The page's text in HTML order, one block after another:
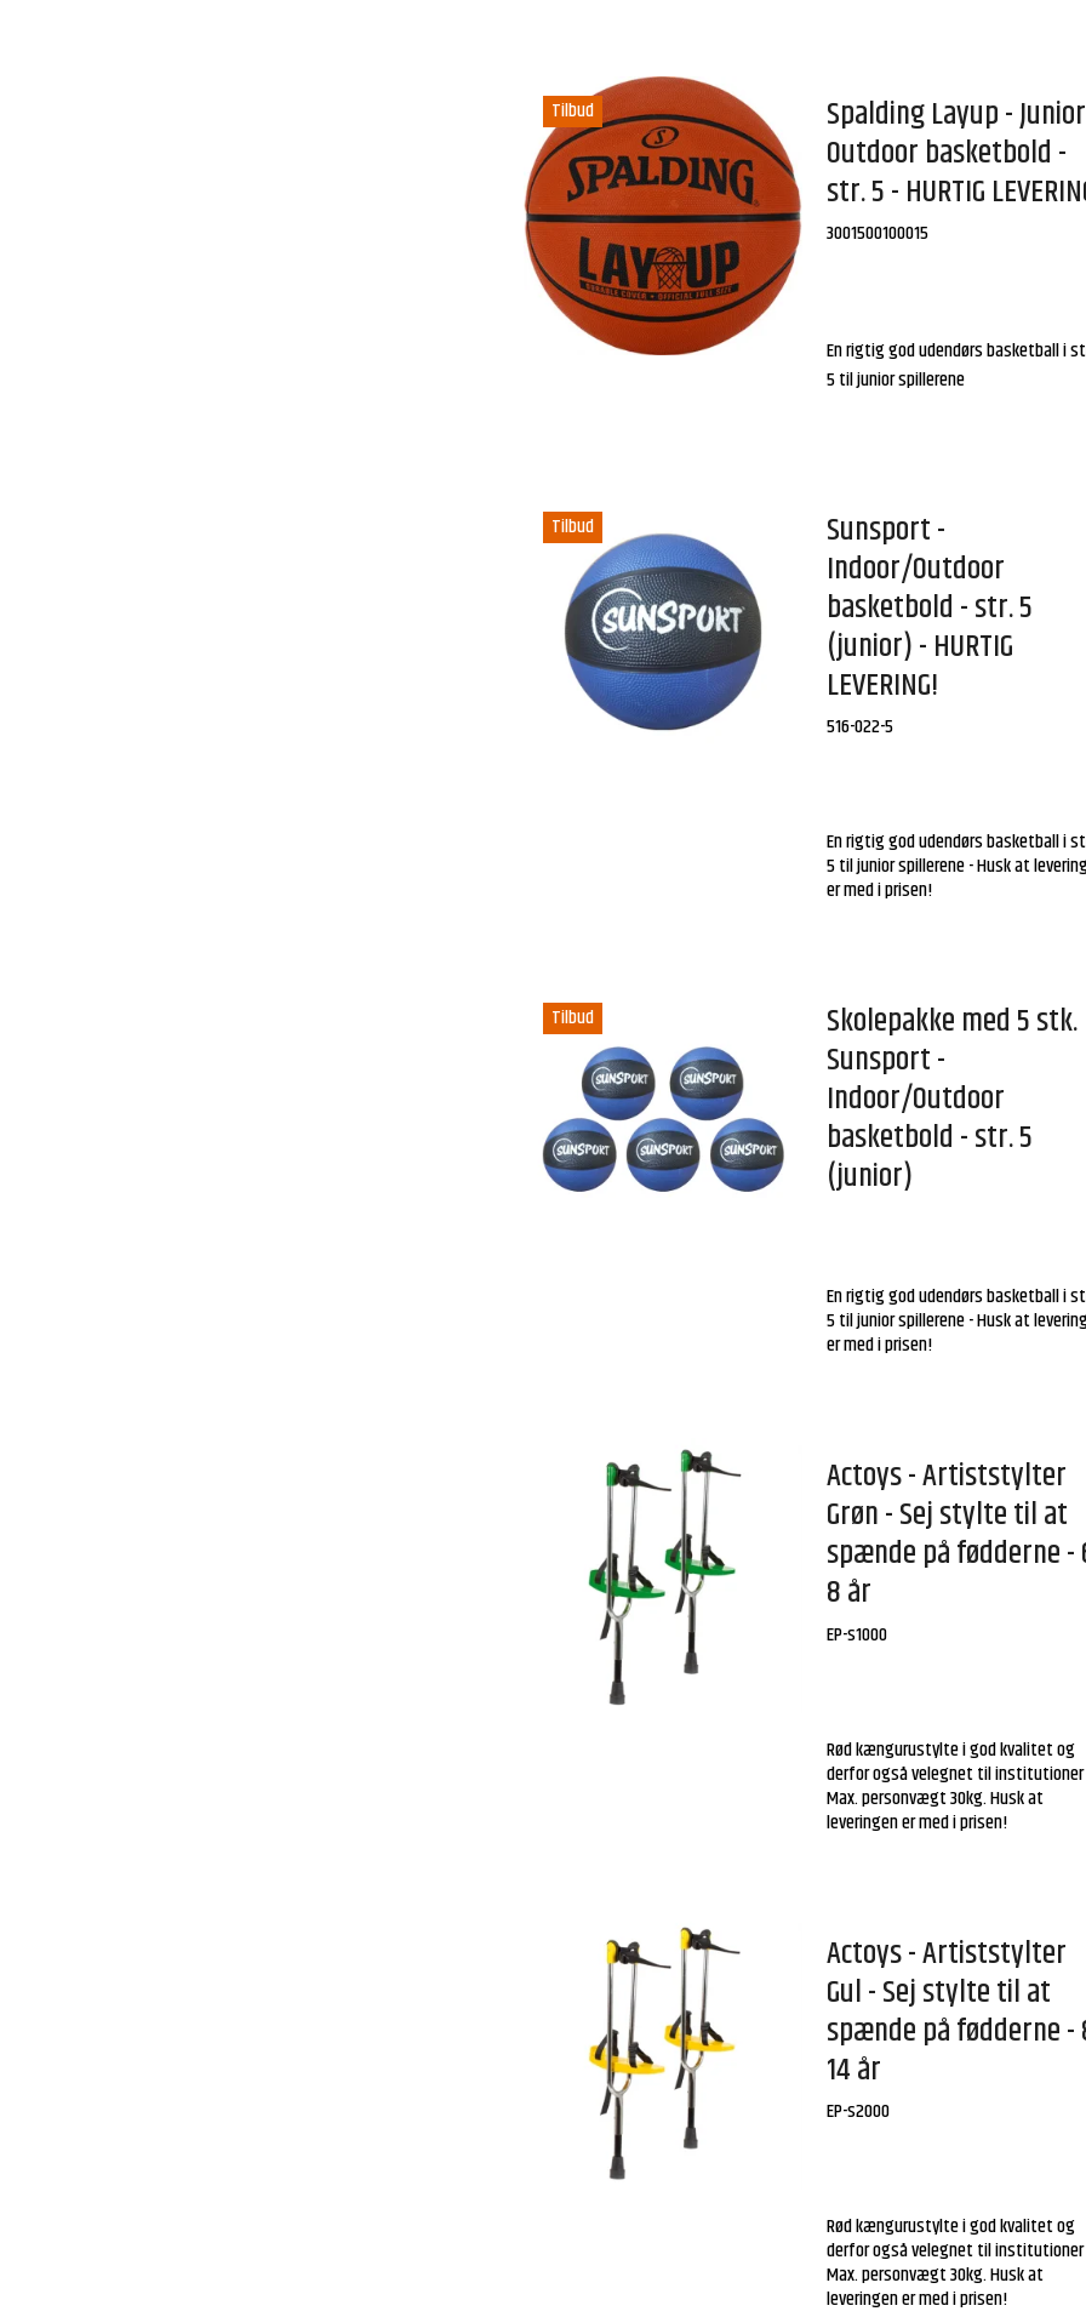
Tilbud
Spalding Layup - Junior
Outdoor basketbold -
str. 5 - HURTIG
3001500100015
En rigtig god udendørs basketball i
5 til junior spillerene
Tilbud
Sunsport -
Indoor/Outdoor
basketbold - str. 5
(junior) - HURTIG
LEVERING!
516-022-5
En rigtig god udendørs basketball i
5 til junior spillerene - Husk at
er med i prisen!
Tilbud
Skolepakke med 5 stk.
Sunsport -
Indoor/Outdoor
basketbold - str. 5
(junior)
En rigtig god udendørs basketball i
5 til junior spillerene - Husk at
er med i prisen!
Actoys - Artiststylter
Grøn - Sej stylte til at
spænde på fødderne -
8 år
EP-s1000
Rød kængurustylte i god kvalitet og
derfor også velegnet til
Max. personvægt 30kg. Husk at
leveringen er med i prisen!
Actoys - Artiststylter
Gul - Sej stylte til at
spænde på fødderne -
14 år
EP-s2000
Rød kængurustylte i god kvalitet og
derfor også velegnet til
Max. personvægt 30kg. Husk at
leveringen er med i prisen!